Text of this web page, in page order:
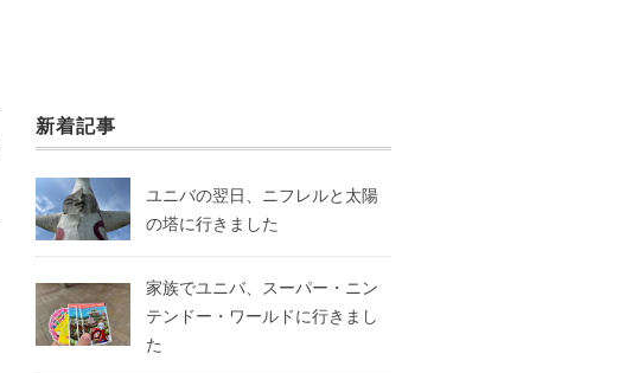
新着記事
ユニバの翌日、ニフレルと太陽
の塔に行きました
家族でユニバ、スーパー・ニン
テンドー・ワールドに行きまし
た